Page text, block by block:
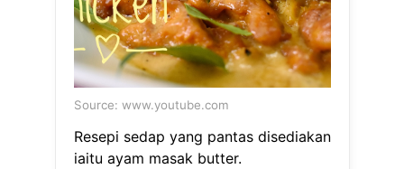
Source: www.youtube.com
Resepi sedap yang pantas disediakan
iaitu ayam masak butter.